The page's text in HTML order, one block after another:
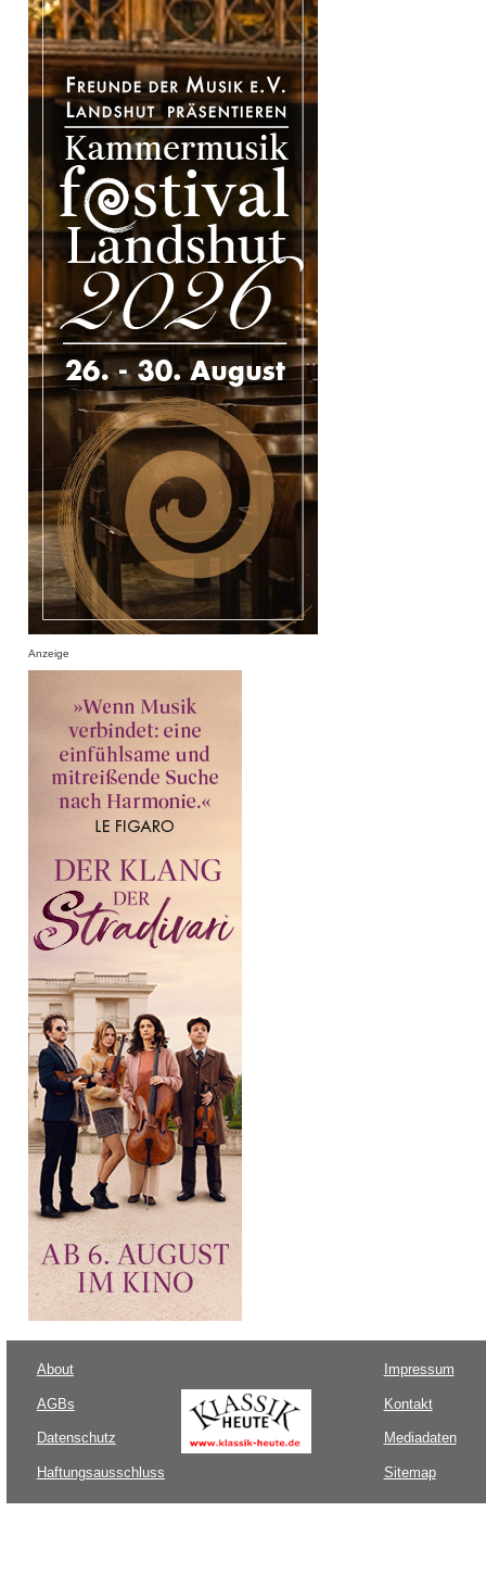
Anzeige
About
AGBs
Datenschutz
Haftungsausschluss
Impressum
Kontakt
Mediadaten
Sitemap